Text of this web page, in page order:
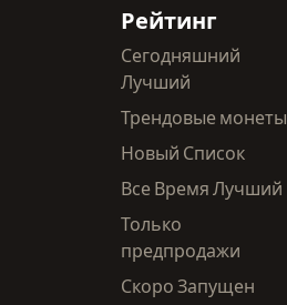
Рейтинг
Сегодняшний
Лучший
Трендовые монеты
Новый Список
Все Время Лучший
Только
предпродажи
Скоро Запущен